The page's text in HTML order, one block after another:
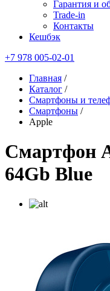
Гарантия и
Trade-in
Контакты
Кешбэк
+7 978 005-02-01
Главная /
Каталог /
Смартфоны и
Смартфоны /
Apple
Смартфон
64Gb Blue